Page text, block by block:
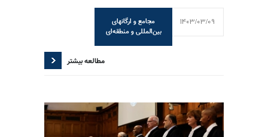
مجامع و ارگانهای
بین‌المللی و منطقه‌ای
1403/03/09
مطالعه بیشتر